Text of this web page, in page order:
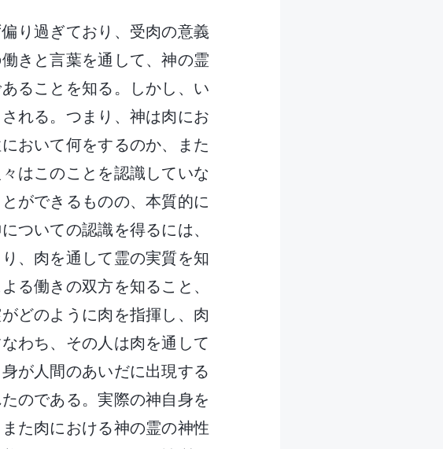
り過ぎており、受肉の意義
きと言葉を通して、神の霊
ることを知る。しかし、い
れる。つまり、神は肉にお
おいて何をするのか、また
はこのことを認識していな
ができるものの、本質的に
ついての認識を得るには、
、肉を通して霊の実質を知
る働きの双方を知ること、
どのように肉を指揮し、肉
わち、その人は肉を通して
が人間のあいだに出現する
のである。実際の神自身を
た肉における神の霊の神性